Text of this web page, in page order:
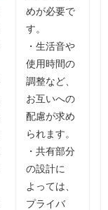
めが必要で
す。
・生活音や
使用時間の
調整など、
お互いへの
配慮が求め
られます。
・共有部分
の設計に
よっては、
プライバ